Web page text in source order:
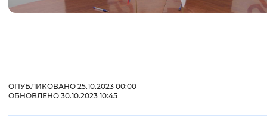
ОПУБЛИКОВАНО 25.10.2023 00:00
ОБНОВЛЕНО 30.10.2023 10:45